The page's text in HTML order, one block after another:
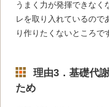
うまく力が発揮できなく
レを取り入れているので
り作りたくないところで
理由3．基礎代
ため